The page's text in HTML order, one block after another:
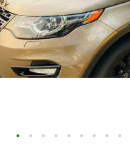
• • • • • • • • •